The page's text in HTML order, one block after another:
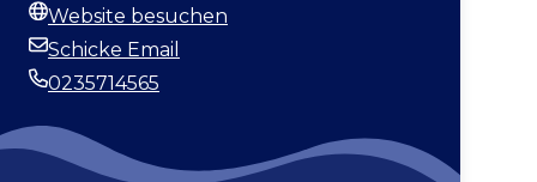
Webseite
Website besuchen
E-Mail-Adresse
Schicke Email
0235714565